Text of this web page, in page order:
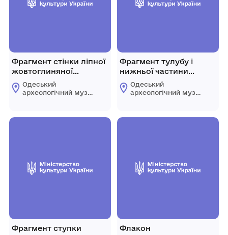
Фрагмент стінки ліпної
жовтоглиняної
посудини
Одеський
археологічний музей
України
Фрагмент ступки
Фрагмент тулубу і
нижньої частини
антропоморфної
глиняної статуетки.
Одеський
археологічний музей
України
Флакон